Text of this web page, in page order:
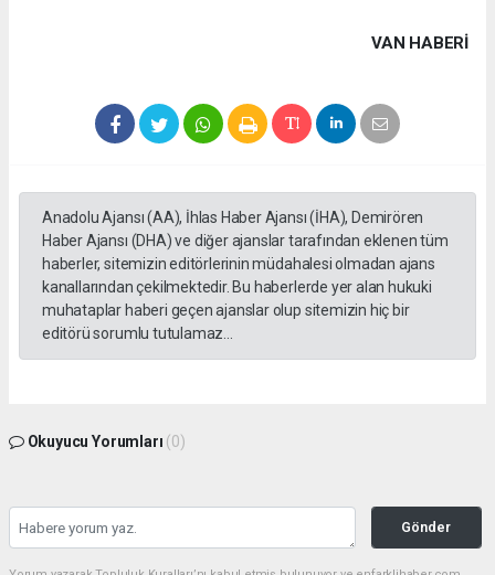
VAN HABERİ
Anadolu Ajansı (AA), İhlas Haber Ajansı (İHA), Demirören
Haber Ajansı (DHA) ve diğer ajanslar tarafından eklenen tüm
haberler, sitemizin editörlerinin müdahalesi olmadan ajans
kanallarından çekilmektedir. Bu haberlerde yer alan hukuki
muhataplar haberi geçen ajanslar olup sitemizin hiç bir
editörü sorumlu tutulamaz...
Okuyucu Yorumları (0)
Gönder